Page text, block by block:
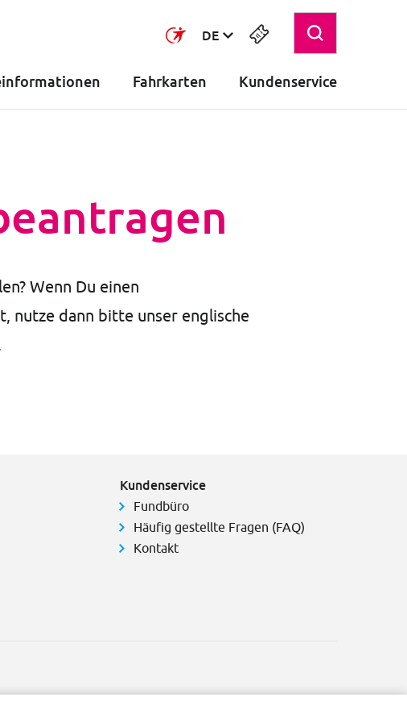
DE
Fahrkarten Kundenservice
Wenn Du einen
nutze dann bitte unser englische
Kundenservice
Fundbüro
Häufig gestellte Fragen (FAQ)
Kontakt